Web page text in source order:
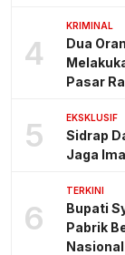
4
KRIMINAL
Dua
Pasar
5 EKSKLUSIF
Sidrap
Jaga
6
TERKINI
Bupati
Pabrik
Nasional